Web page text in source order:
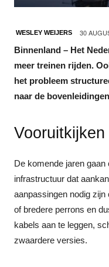
WESLEY WEIJERS 30
Binnenland – Het
meer treinen rijden.
het probleem
naar de
De komende jaren
infrastructuur dat
aanpassingen nodig
of bredere perrons en
kabels aan te leggen,
zwaardere versies.